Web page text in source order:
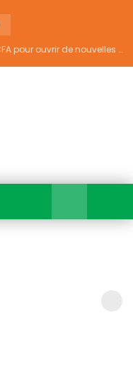
PJGOUV 2026-2030 : 2 869,4 milliards FCFA pour ouvrir de nouvelles perspectives à plus de 5,2 millions de jeunes ivoiriens